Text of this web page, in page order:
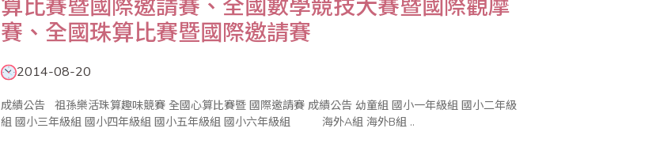
算比賽暨國際邀請賽、全國數學競技大賽暨國際觀摩
賽、全國珠算比賽暨國際邀請賽
2014-08-20
成績公告 祖孫樂活珠算趣味競賽 全國心算比賽暨 國際邀請賽 成績公告 幼童組 國小一年級組 國小二年級
組 國小三年級組 國小四年級組 國小五年級組 國小六年級組 海外A組 海外B組 ..